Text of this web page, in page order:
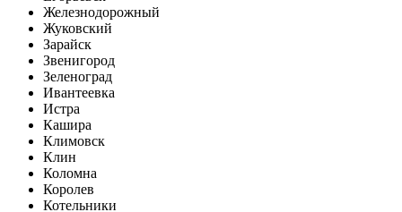
Железнодорожный
Жуковский
Зарайск
Звенигород
Зеленоград
Ивантеевка
Истра
Кашира
Климовск
Клин
Коломна
Королев
Котельники